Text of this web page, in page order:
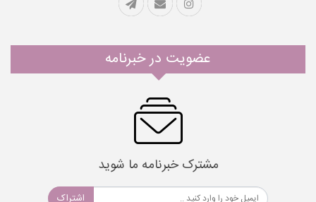
عضویت در خبرنامه
مشترک خبرنامه ما شوید
اشتراک